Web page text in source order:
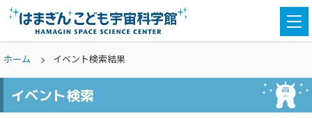
ホーム イベント検索結果
イベント検索